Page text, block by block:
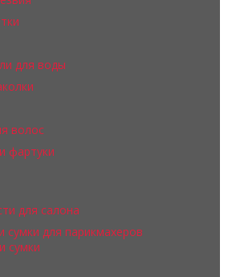
для воды
волос
фартуки
для салона
сумки для парикмахеров
сумки